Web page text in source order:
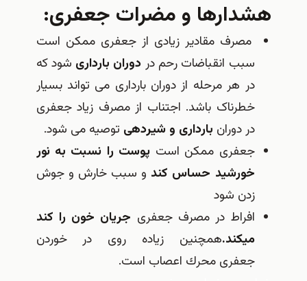
هشدارها و مضرات جعفری:
مصرف مقادیر زیادی از جعفری ممکن است
سبب انقباضات رحم در دوران بارداری شود که
در هر مرحله از دوران بارداری می تواند بسیار
خطرناک باشد. اجتناب از مصرف زیاد جعفری
در دورانبارداری و شیردهیتوصیه می شود.
جعفری ممکن استپوست را نسبت به نور
خورشید حساس کندو سبب خارش و جوش
زدن شود
افراط در مصرف جعفریجریان خون را كند
همچنین زیاده روی در خوردن
جعفری محرك اعصاب است.